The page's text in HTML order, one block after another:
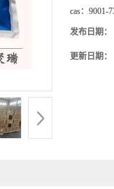
cas： 9001-
发布日期：
更新日期：